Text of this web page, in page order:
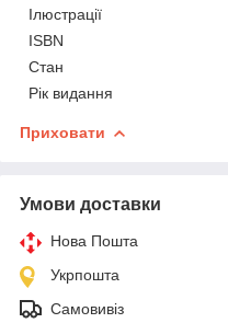
Ілюстрації
ISBN
Стан
Рік видання
Приховати
Умови доставки
Нова Пошта
Укрпошта
Самовивіз